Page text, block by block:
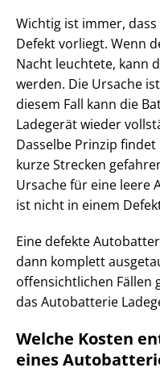
Wichtig ist immer,
Defekt vorliegt. Wenn
Nacht leuchtete, kann
werden. Die Ursache
diesem Fall kann die
Ladegerät wieder
Dasselbe Prinzip
kurze Strecken
Ursache für eine leere
ist nicht in einem
Eine defekte
dann komplett
offensichtlichen Fällen
das Autobatterie
Welche Kosten
eines